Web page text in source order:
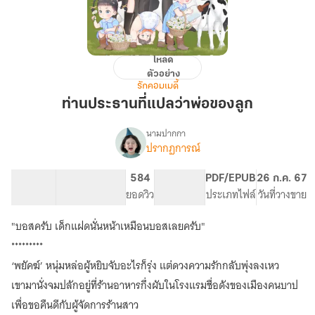
ประธาน
ที่
โหลด
ตัวอย่าง
รักคอมเมดี้
ท่านประธานที่แปลว่าพ่อของลูก
เรื่อง
ท่าน
พ่อ
ลูก
(มี
E-
นามปากกา
ปรากฏการณ์
584
ยอดวิว
PDF/EPUB
ประเภทไฟล์
26 ก.ค. 67
วันที่วางขาย
"บอสครับ เด็กแฝดนั่นหน้าเหมือนบอสเลยครับ"
*********
‘พยัคฆ์’ หนุ่มหล่อผู้หยิบจับอะไรก็รุ่ง แต่ดวงความรักกลับพุ่งลงเหว
เขามานั่งจมปลักอยู่ที่ร้านอาหารกึ่งผับในโรงแรมชื่อดังของเมืองคนบาป
เพื่อขอคืนดีกับผู้จัดการร้านสาว